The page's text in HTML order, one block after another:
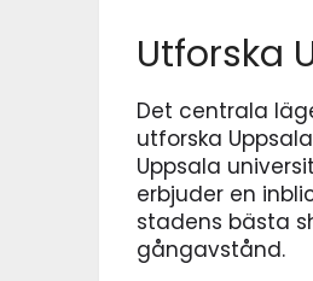
Utforska
Det centrala
utforska
Uppsala
erbjuder en
stadens bästa
gångavstånd.